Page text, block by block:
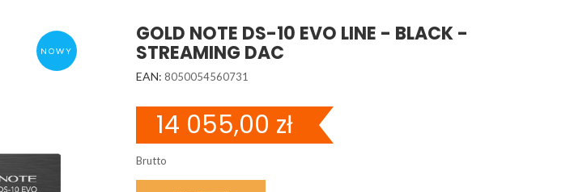
NOWY
GOLD NOTE DS-10 EVO LINE - BLACK -
STREAMING DAC
EAN: 8050054560731
14 055,00 zł
Brutto